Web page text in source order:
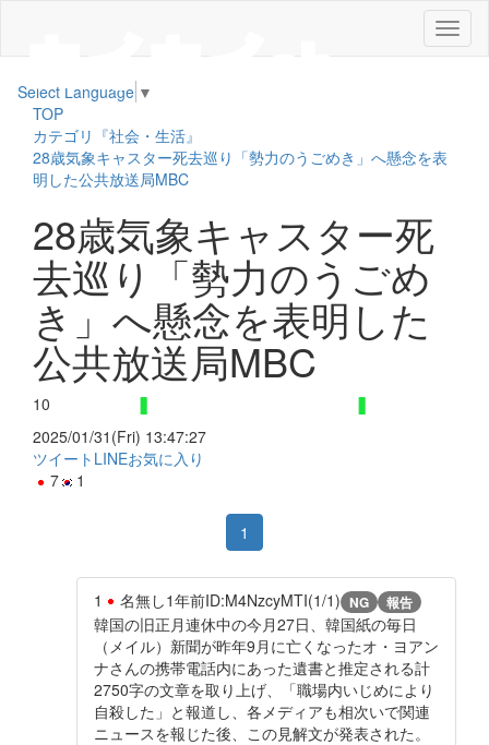
メ
ニ
Select Language ▼
TOP
カテゴリ『社会・生活』
28歳気象キャスター死去巡り「勢力のうごめき」へ懸念を表
明した公共放送局MBC
28歳気象キャスター死
去巡り「勢力のうごめ
き」へ懸念を表明した
公共放送局MBC
10
2025/01/31(Fri) 13:47:27
ツイート LINEお気に入り
7
1
1
1 名無し1年前ID:M4NzcyMTI(1/1) NG 報告
韓国の旧正月連休中の今月27日、韓国紙の毎日
（メイル）新聞が昨年9月に亡くなったオ・ヨアン
ナさんの携帯電話内にあった遺書と推定される計
2750字の文章を取り上げ、「職場内いじめにより
自殺した」と報道し、各メディアも相次いで関連
ニュースを報じた後、この見解文が発表された。